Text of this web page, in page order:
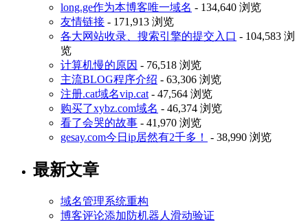
long.ge作为本博客唯一域名 - 134,640 浏览
友情链接 - 171,913 浏览
各大网站收录、搜索引擎的提交入口 - 104,583 浏
览
计算机慢的原因 - 76,518 浏览
主流BLOG程序介绍 - 63,306 浏览
注册.cat域名vip.cat - 47,564 浏览
购买了xybz.com域名 - 46,374 浏览
看了会哭的故事 - 41,970 浏览
gesay.com今日ip居然有2千多！
- 38,990 浏览
最新文章
域名管理系统重构
博客评论添加防机器人滑动验证